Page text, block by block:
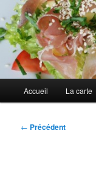
Aller
au
contenu
principalAu petit
Cuisines d'internautes.
principal
Accueil La carte
Navigation
← Précédent